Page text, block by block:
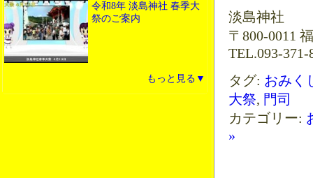
令和8年 淡島神社 春季大
祭のご案内
もっと見る▼
淡島神社
〒800-0011
TEL.093-371-
タグ: おみく
大祭, 門司
カテゴリー:
»